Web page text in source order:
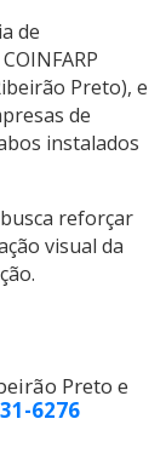
de
Preto), e
de
instalados
reforçar
visual da
Preto e
6276